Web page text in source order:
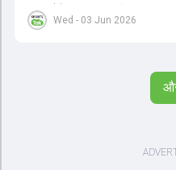
Wed - 03 Jun 2026
सलाह देते हुए कहा, 'एक बिहारी सब
पर विश्वास रखने और नकारात्मक
सीरीज खेलेंगे। वहीं, विराट कोहली